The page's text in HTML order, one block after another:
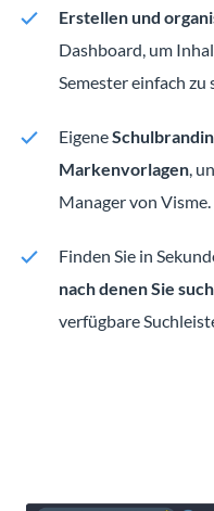
Erstellen und
Dashboard, um
Semester einfach
Eigene
Markenvorlagen,
Manager von Visme.
Finden Sie in
nach denen Sie
verfügbare